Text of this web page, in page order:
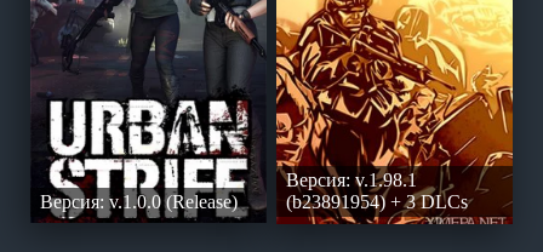
Версия: v.1.0.0 (Release)
Версия: v.1.98.1
(b23891954) + 3 DLCs